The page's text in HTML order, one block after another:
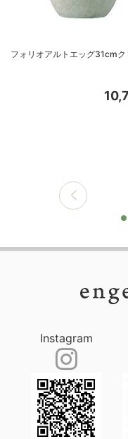
フォリオアルトエッグ31cmク
Instagram